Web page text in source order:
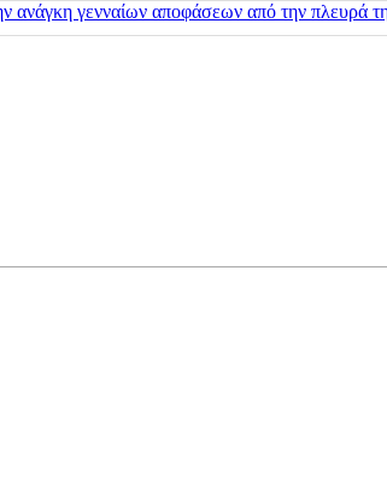
ανάγκη γενναίων αποφάσεων από την πλευρά